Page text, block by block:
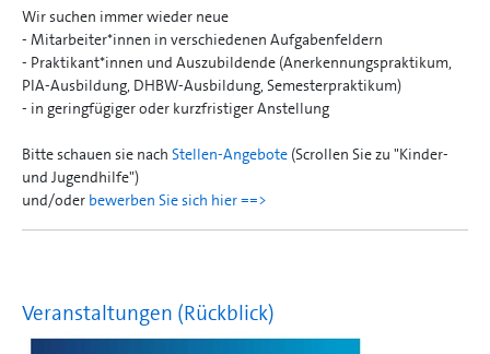
Wir suchen immer wieder neue
- Mitarbeiter*innen in verschiedenen Aufgabenfeldern
- Praktikant*innen und Auszubildende (Anerkennungspraktikum,
PIA-Ausbildung, DHBW-Ausbildung, Semesterpraktikum)
- in geringfügiger oder kurzfristiger Anstellung
Bitte schauen sie nach Stellen-Angebote (Scrollen Sie zu "Kinder-
und Jugendhilfe")
und/oder bewerben Sie sich hier ==>
Veranstaltungen (Rückblick)